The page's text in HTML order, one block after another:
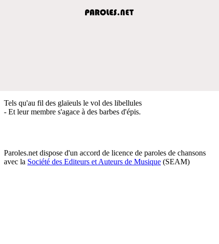
Tels qu'au fil des glaïeuls le vol des libellules
- Et leur membre s'agace à des barbes d'épis.
Paroles.net dispose d'un accord de licence de paroles de chansons
avec la Société des Editeurs et Auteurs de Musique (SEAM)